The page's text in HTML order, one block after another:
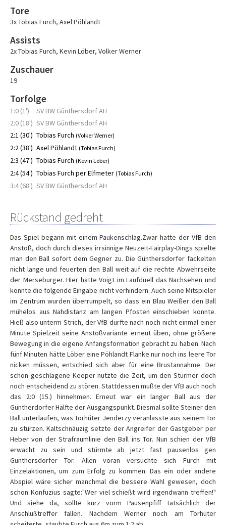
Tore
3x Tobias Furch, Axel Pöhlandt
Assists
2x Tobias Furch, Kevin Löber, Volker Werner
Zuschauer
19
Torfolge
1:0 (1')
SV BW Günthersdorf AH
2:0 (18') SV BW Günthersdorf AH
2:1 (30') Tobias Furch (Volker Werner)
2:2 (38') Axel Pöhlandt (Tobias Furch)
2:3 (47') Tobias Furch (Kevin Löber)
2:4 (54') Tobias Furch per Elfmeter (Tobias Furch)
3:4 (68') SV BW Günthersdorf AH
Rückstand gedreht
Das Spiel begann mit einem Paukenschlag.Zwar hatte der VfB den
Anstoß, doch durch dieses irrsinnige Neuzeit-Fairplay-Dings spielte
man den Ball sofort dem Gegner zu. Die Günthersdorfer fackelten
nicht lange und feuerten den Ball weit auf die rechte Abwehrseite
der Merseburger. Hier hatte Voigt im Laufduell das Nachsehen und
konnte die folgende Eingabe nicht verhindern. Auch seine Mitspieler
im Zentrum wurden überrumpelt, so dass ein Blau Weißer den Ball
mühelos aus Nahdistanz am langen Pfosten einschieben konnte.
Hieß also unterm Strich, der VfB durfte nach noch nicht einmal einer
Minute Spielzeit seine Anstoßvariante erneut üben, ohne größere
Bewegung in die eigene Anfangsformation gebracht zu haben. Nach
fünf Minuten hätte Löber eine Pöhlandt Flanke nur noch ins leere Tor
nicken müssen, entschied sich aber für eine Brustannahme. Der
schon geschlagene Keeper nutzte die Zeit, um den Stürmer doch
noch entscheidend zu stören. Stattdessen mußte der VfB auch noch
das 2:0 (15.) hinnehmen. Erneut war ein langer Ball aus der
Güntherdorfer Hälfte der Ausgangspunkt. Diesmal sollte Steiner den
Ball unterlaufen, was Torhüter Jenderzy veranlasste aus seinem Tor
zu stürzen. Kaltschnäuzig setzte der Angreifer der Gastgeber per
Heber von der Strafraumlinie den Ball ins Tor. Nun schien der VfB
erwacht zu sein und stürmte ab jetzt fast pausenlos gen
Günthersdorfer Tor. Allen voran versuchte sich Furch mit
Einzelaktionen, um zum Erfolg zu kommen. Das ein oder andere
Abspiel wäre sicher manchmal die bessere Wahl gewesen, doch
schon Konfuzius sagte:"Wer viel schießt wird irgendwann treffen!"
Und siehe da, sollte kurz vorm Pausenpfiff tatsächlich der
Anschlußtreffer fallen. Nachdem Werner noch am Torhüter